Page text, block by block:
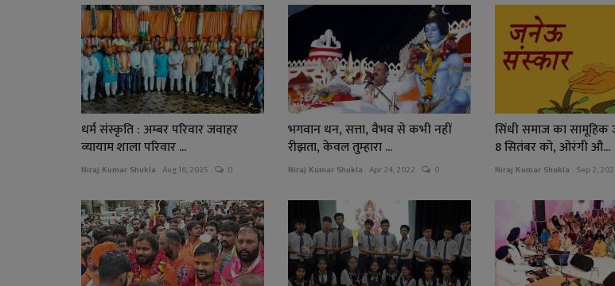
धर्म संस्कृति : अम्बर परिवार जवाहर
व्यायाम शाला परिवार ...
Niraj Kumar Shukla Aug 16, 2025 0
भगवान धन, सत्ता, वैभव से कभी नहीं
रीझता, केवल तुम्हारा ...
Niraj Kumar Shukla Apr 24, 2022 0
सिंधी समाज का
8 सितंबर को, ओरंगी औ...
Niraj Kumar Shukla Sep 2,